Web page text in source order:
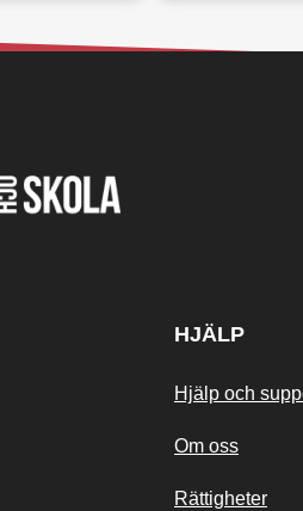
HJÄLP
Hjälp och
Om oss
Rättigheter